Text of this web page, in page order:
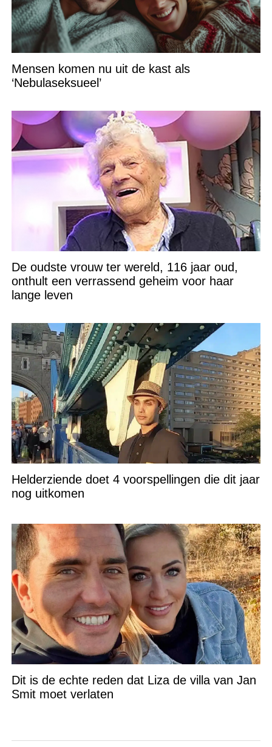
Mensen komen nu uit de kast als
‘Nebulaseksueel’
De oudste vrouw ter wereld, 116 jaar oud,
onthult een verrassend geheim voor haar
lange leven
Helderziende doet 4 voorspellingen die dit jaar
nog uitkomen
Dit is de echte reden dat Liza de villa van Jan
Smit moet verlaten